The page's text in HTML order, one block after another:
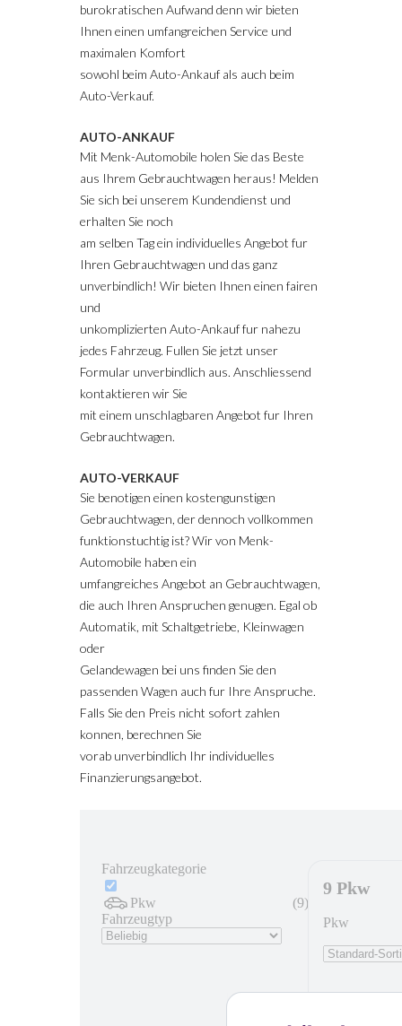
burokratischen Aufwand denn wir bieten
Ihnen einen umfangreichen Service und
maximalen Komfort
sowohl beim Auto-Ankauf als auch beim
Auto-Verkauf.
AUTO-ANKAUF
Mit Menk-Automobile holen Sie das Beste
aus Ihrem Gebrauchtwagen heraus! Melden
Sie sich bei unserem Kundendienst und
erhalten Sie noch
am selben Tag ein individuelles Angebot fur
Ihren Gebrauchtwagen und das ganz
unverbindlich! Wir bieten Ihnen einen fairen
und
unkomplizierten Auto-Ankauf fur nahezu
jedes Fahrzeug. Fullen Sie jetzt unser
Formular unverbindlich aus. Anschliessend
kontaktieren wir Sie
mit einem unschlagbaren Angebot fur Ihren
Gebrauchtwagen.
AUTO-VERKAUF
Sie benotigen einen kostengunstigen
Gebrauchtwagen, der dennoch vollkommen
funktionstuchtig ist? Wir von Menk-
Automobile haben ein
umfangreiches Angebot an Gebrauchtwagen,
die auch Ihren Anspruchen genugen. Egal ob
Automatik, mit Schaltgetriebe, Kleinwagen
oder
Gelandewagen bei uns finden Sie den
passenden Wagen auch fur Ihre Anspruche.
Falls Sie den Preis nicht sofort zahlen
konnen, berechnen Sie
vorab unverbindlich Ihr individuelles
Finanzierungsangebot.